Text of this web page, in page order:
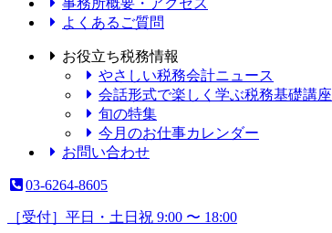
よくあるご質問
お役立ち税務情報
やさしい税務会計ニュース
会話形式で楽しく学ぶ税務基礎講座
旬の特集
今月のお仕事カレンダー
お問い合わせ
03-6264-8605
［受付］平日・土日祝 9:00 〜 18:00